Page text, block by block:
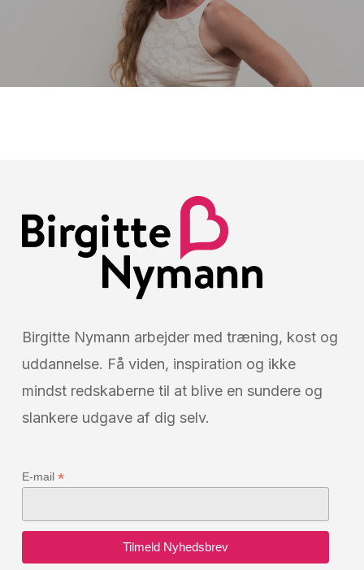
Birgitte Nymann arbejder med træning, kost og
uddannelse. Få viden, inspiration og ikke
mindst redskaberne til at blive en sundere og
slankere udgave af dig selv.
E-mail *